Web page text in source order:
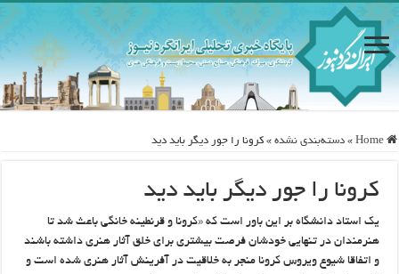
Home
» دسته‌بندی نشده » کرونا را جور دیگر باید دید
کرونا را جور دیگر باید دید
یک استاد دانشگاه بر این باور است که «کرونا و قرنطینه خانگی باعث شد تا
هنرمندان در تنهایی خودشان فرصت بیشتری برای خلق آثار هنری داشته باشند
و اتفاقا شیوع ویروس کرونا منجر به خلاقیت در آفرینش آثار هنری شده است و